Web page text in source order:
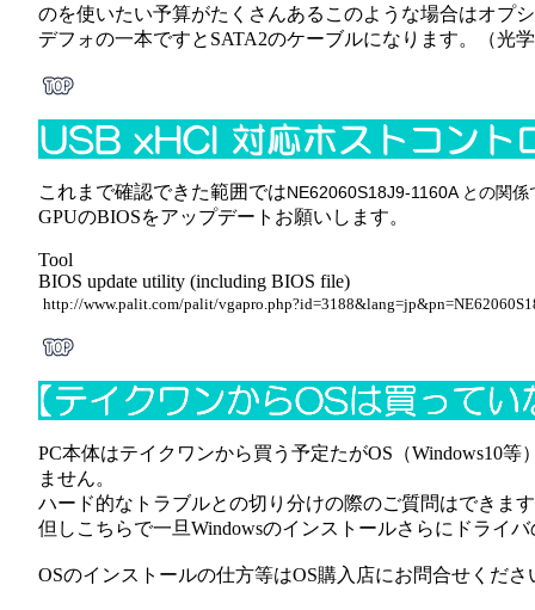
のを使いたい予算がたくさんあるこのような場合はオプ
デフォの一本ですとSATA2のケーブルになります。（光
これまで確認できた範囲ではNE62060S18J9-1160A との関
GPUのBIOSをアップデートお願いします。
Tool
BIOS update utility (including BIOS file)
http://www.palit.com/palit/
PC本体はテイクワンから買う予定たがOS（Windows10
ません。
ハード的なトラブルとの切り分けの際のご質問はできま
但しこちらで一旦Windowsのインストールさらにドライ
OSのインストールの仕方等はOS購入店にお問合せくださ